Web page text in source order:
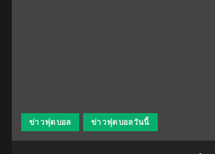
ข่าวฟุตบอล ข่าวฟุตบอลวันนี้